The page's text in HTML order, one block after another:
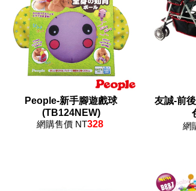
People-新手腳遊戲球
(TB124NEW)
網購售價 NT328
友誠-前
網